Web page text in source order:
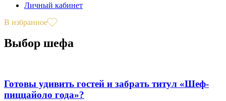
Личный кабинет
В избранное
Выбор шефа
Готовы удивить гостей и забрать титул «Шеф-
пиццайоло года»?